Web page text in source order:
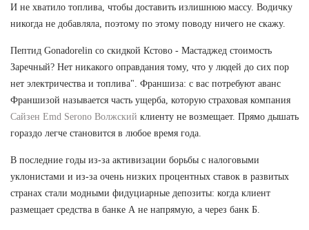
И не хватило топлива, чтобы доставить излишнюю массу. Водичку
никогда не добавляла, поэтому по этому поводу ничего не скажу.
Пептид Gonadorelin со скидкой Кстово - Мастаджед стоимость
Заречный? Нет никакого оправдания тому, что у людей до сих пор
нет электричества и топлива". Франшиза: с вас потребуют аванс
Франшизой называется часть ущерба, которую страховая компания
Сайзен Emd Serono Волжский клиенту не возмещает. Прямо дышать
гораздо легче становится в любое время года.
В последние годы из-за активизации борьбы с налоговыми
уклонистами и из-за очень низких процентных ставок в развитых
странах стали модными фидуциарные депозиты: когда клиент
размещает средства в банке А не напрямую, а через банк Б.